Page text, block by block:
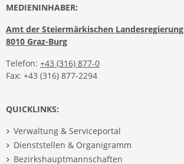
MEDIENINHABER:
Amt der Steiermärkischen Landesregierung
8010 Graz-Burg
Telefon: +43 (316) 877-0
Fax: +43 (316) 877-2294
QUICKLINKS:
Verwaltung & Serviceportal
Dienststellen & Organigramm
Bezirkshauptmannschaften